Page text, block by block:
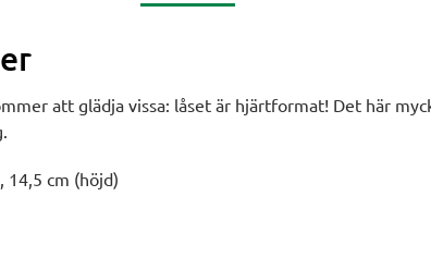
att glädja vissa: låset är hjärtformat! Det här
14,5 cm (höjd)